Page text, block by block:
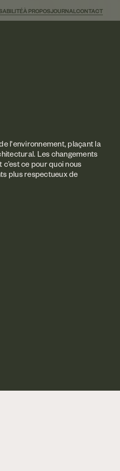
À PROPOSJOURNALCONTACT
l'environnement, plaçant la
Les changements
ce pour quoi nous
plus respectueux de